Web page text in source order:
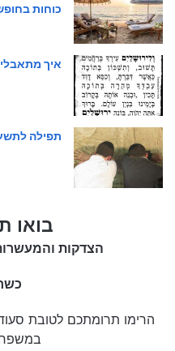
כוחות
איך
תפילה
בואו
הצדקות
הרימו תרומתכם לטובת